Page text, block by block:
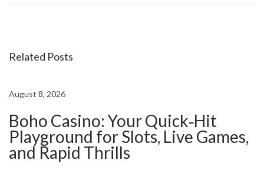
C
s
n
o
S
Related Posts
August 8, 2026
Boho Casino: Your Quick‑Hit
Playground for Slots, Live Games,
and Rapid Thrills